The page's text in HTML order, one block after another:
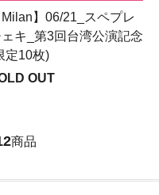
Milan】06/21_スペプレ
キ_第3回台湾公演記念
定10枚)
OUT
商品